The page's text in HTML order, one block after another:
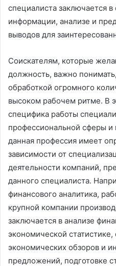
специалиста заключается
информации, анализе и
выводов для
Соискателям, которые
должность, важно
обработкой огромного
высоком рабочем ритме. В
специфика работы
профессиональной сферы и
данная профессия имеет
зависимости от
деятельности компаний,
данного специалиста.
финансового аналитика,
крупной компании
заключается в анализе
экономической статистике,
экономических обзоров и
предложений, подготовке